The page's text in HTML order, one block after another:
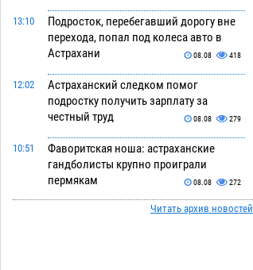
13:10
Подросток, перебегавший дорогу вне
перехода, попал под колеса авто в
Астрахани
08.08 418
12:02
Астраханский следком помог
подростку получить зарплату за
честный труд
08.08 279
10:51
Фаворитская ноша: астраханские
гандболисты крупно проиграли
пермякам
08.08 272
Лидеры чеченской диаспоры вЧитать архив новостей